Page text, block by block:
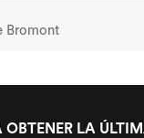
Bromont
OBTENER LA